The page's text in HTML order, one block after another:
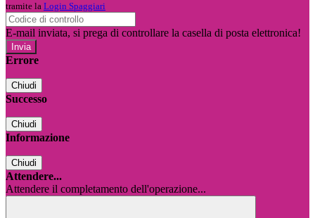
tramite la Login Spaggiari
E-mail inviata, si prega di controllare la casella di posta elettronica!
Errore
Chiudi
Successo
Chiudi
Informazione
Chiudi
Attendere...
Attendere il completamento dell'operazione...